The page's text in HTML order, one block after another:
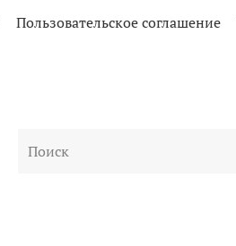
Пользовательское соглашение